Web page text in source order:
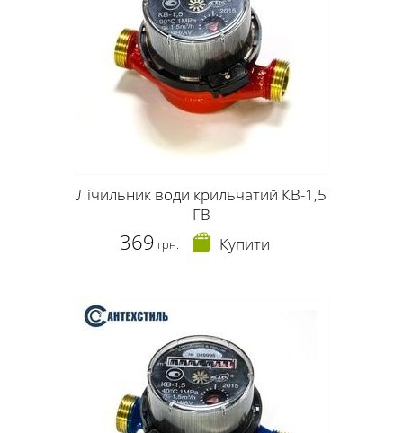
Лічильник води крильчатий КВ-1,5
ГВ
369 грн. Купити